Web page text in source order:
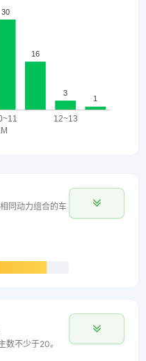
同动力组合的车
数不少于20。